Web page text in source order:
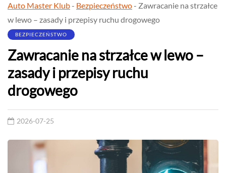
Auto Master Klub- Bezpieczeństwo- Zawracanie na strzałce
w lewo – zasady i przepisy ruchu drogowego
BEZPIECZEŃSTWO
Zawracanie na strzałce w lewo –
zasady i przepisy ruchu
drogowego
2026-07-25